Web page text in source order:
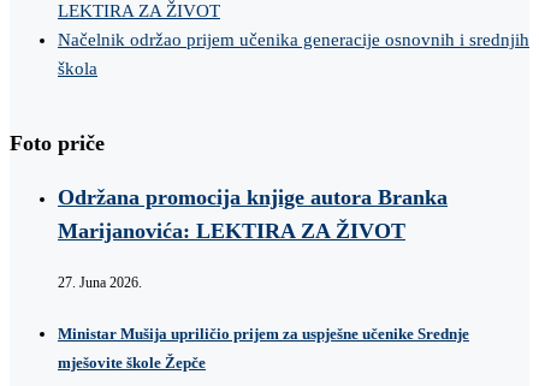
LEKTIRA ZA ŽIVOT
Načelnik održao prijem učenika generacije osnovnih i srednjih
škola
Foto priče
Održana promocija knjige autora Branka
Marijanovića: LEKTIRA ZA ŽIVOT
27. Juna 2026.
Ministar Mušija upriličio prijem za uspješne učenike Srednje
mješovite škole Žepče